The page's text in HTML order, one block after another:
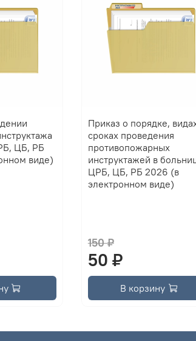
ЦБ, РБ
виде)
Приказ о порядке,
сроках проведения
противопожарных
инструктажей в
ЦРБ, ЦБ, РБ 2026 (в
электронном виде)
150 ₽
50 ₽
В корзину